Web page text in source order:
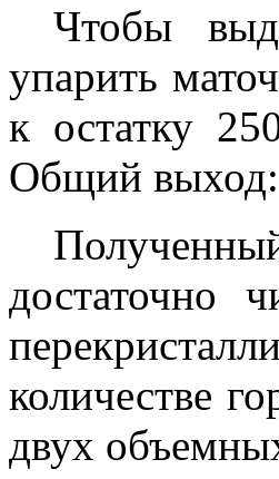
Чтобы
упарить
к остатку
Общий выход:
достаточно
количестве
двух